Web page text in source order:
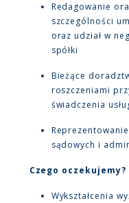
Redagowanie
szczególności
oraz udział w
spółki
Bieżące
roszczeniami
świadczenia
sądowych i
Czego oczekujemy?
Wykształcenia